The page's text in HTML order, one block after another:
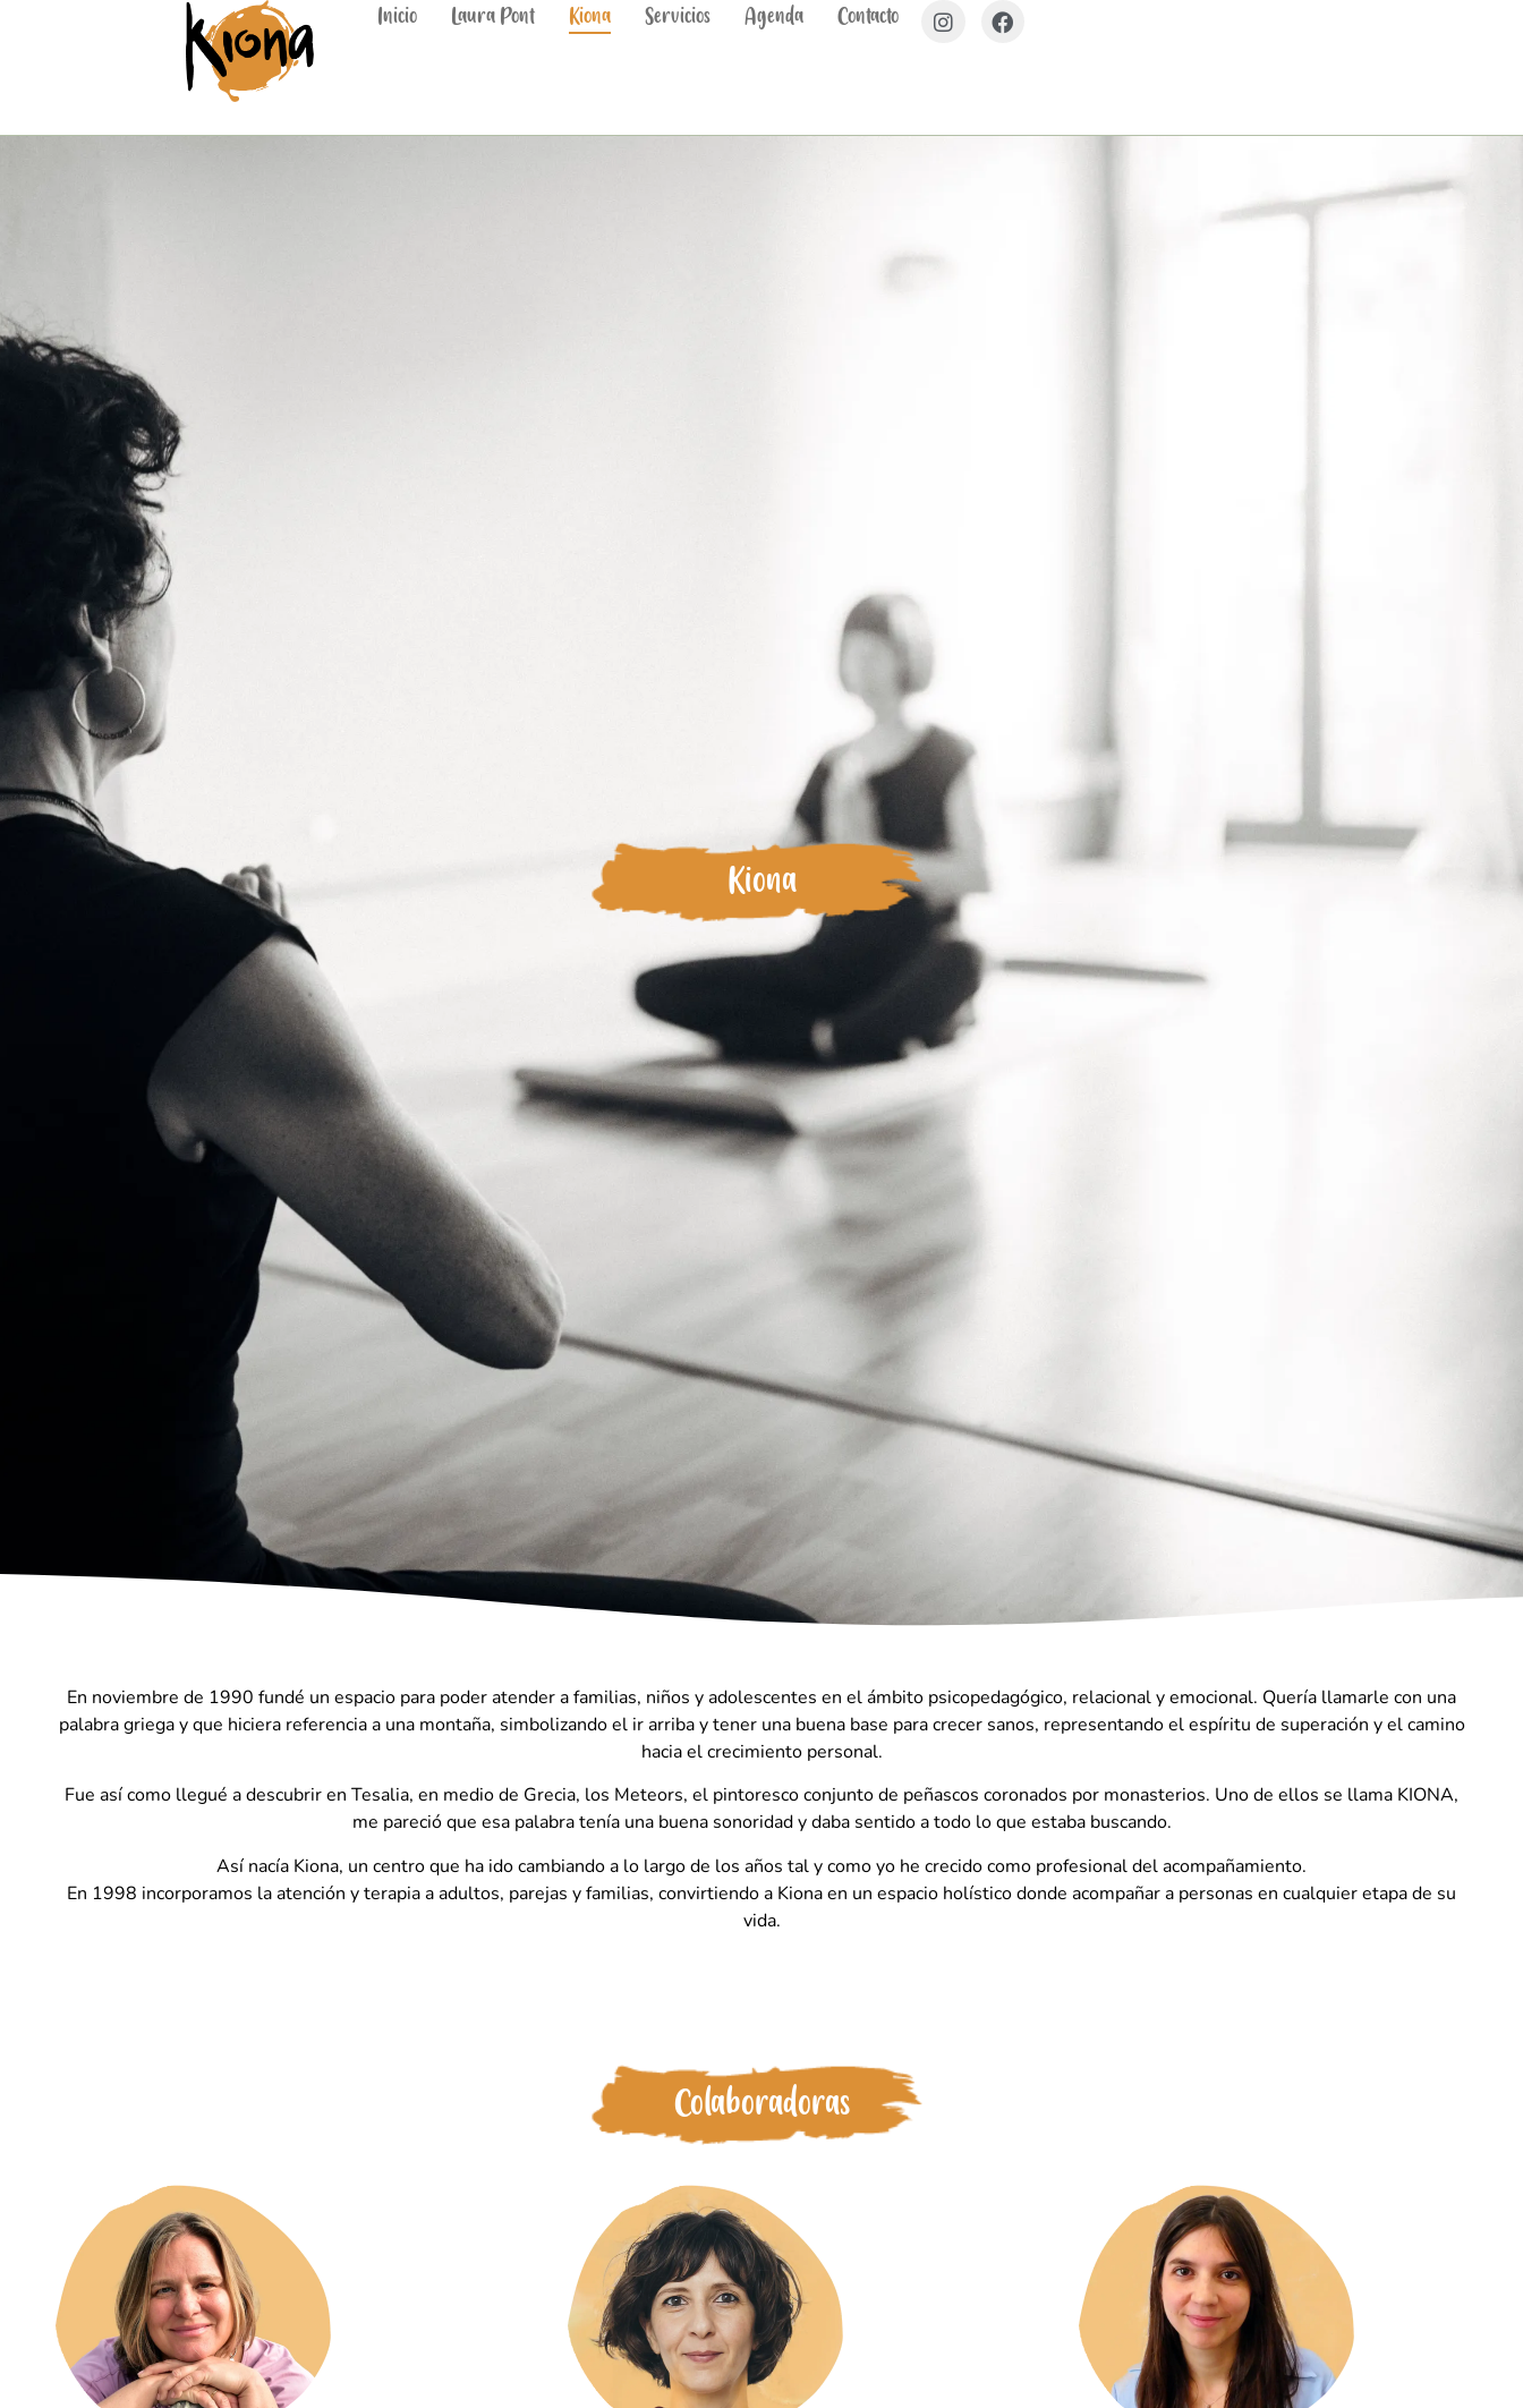
Inicio Laura Pont Kiona Servicios Agenda Contacto
Kiona
En noviembre de 1990 fundé un espacio para poder atender a familias, niños y adolescentes en el ámbito psicopedagógico, relacional y emocional. Quería llamarle con una
palabra griega y que hiciera referencia a una montaña, simbolizando el ir arriba y tener una buena base para crecer sanos, representando el espíritu de superación y el camino
hacia el crecimiento personal.
Fue así como llegué a descubrir en Tesalia, en medio de Grecia, los Meteors, el pintoresco conjunto de peñascos coronados por monasterios. Uno de ellos se llama KIONA,
me pareció que esa palabra tenía una buena sonoridad y daba sentido a todo lo que estaba buscando.
Así nacía Kiona, un centro que ha ido cambiando a lo largo de los años tal y como yo he crecido como profesional del acompañamiento.
En 1998 incorporamos la atención y terapia a adultos, parejas y familias, convirtiendo a Kiona en un espacio holístico donde acompañar a personas en cualquier etapa de su
vida.
Colaboradoras